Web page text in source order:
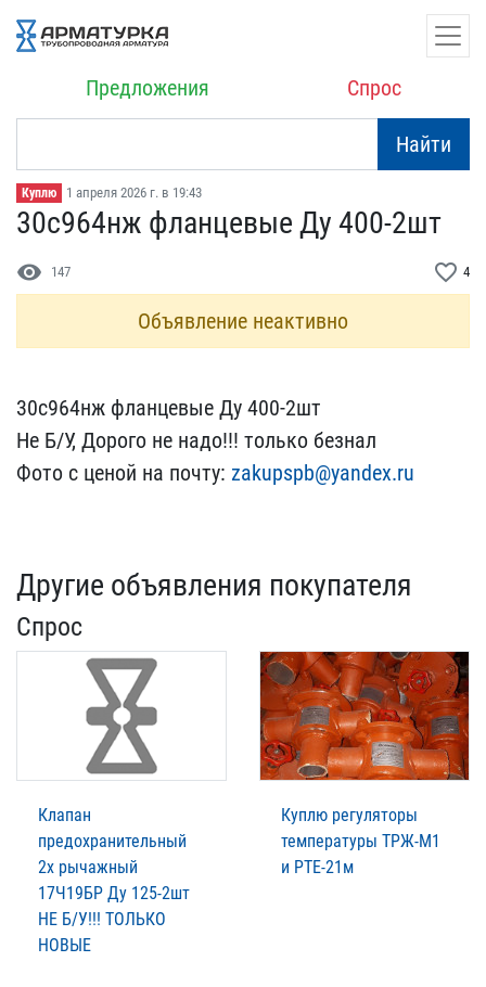
Предложения Спрос
Найти
Куплю 1 апреля 2026 г. в 19:43
30с964нж фланцевые Ду 40​0-2шт
visibility 147 favorite_border 4
Объявление неактивно
30с964нж фланцевые Ду 40​0-2шт
Не Б/У, Дорого не ​надо!!! только безнал
Фо​то с ценой на почту: zak​upspb@yandex.ru
Другие объявления покупателя
Спрос
Клапан
предохранительный
2х рычажный
17Ч19БР Ду 125-2шт
НЕ Б/У!!! ТОЛЬКО
НОВЫЕ
Куплю регуляторы
температуры ТРЖ-М1
и РТЕ-21м